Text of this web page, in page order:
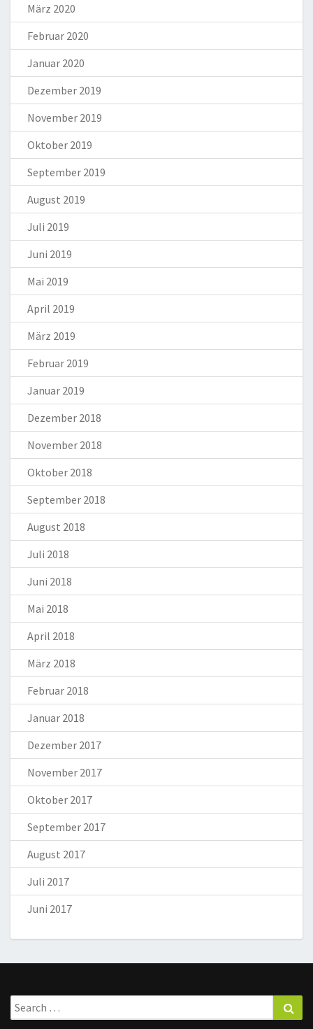
März 2020
Februar 2020
Januar 2020
Dezember 2019
November 2019
Oktober 2019
September 2019
August 2019
Juli 2019
Juni 2019
Mai 2019
April 2019
März 2019
Februar 2019
Januar 2019
Dezember 2018
November 2018
Oktober 2018
September 2018
August 2018
Juli 2018
Juni 2018
Mai 2018
April 2018
März 2018
Februar 2018
Januar 2018
Dezember 2017
November 2017
Oktober 2017
September 2017
August 2017
Juli 2017
Juni 2017
Search
for: